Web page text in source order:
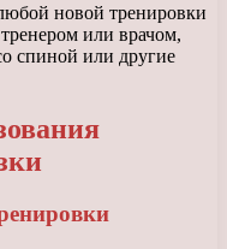
новой тренировки
или врачом,
спиной или другие